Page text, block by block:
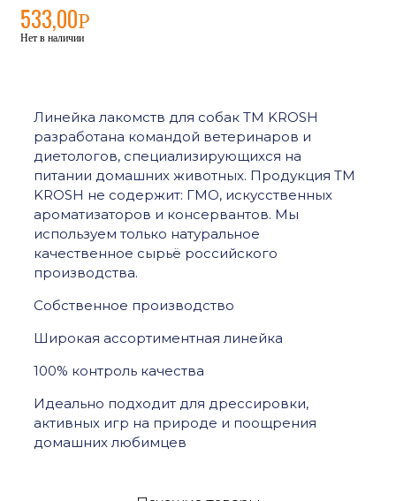
533,00Р
Нет в наличии
Линейка лакомств для собак ТМ KROSH
разработана командой ветеринаров и
диетологов, специализирующихся на
питании домашних животных. Продукция ТМ
KROSH не содержит: ГМО, искусственных
ароматизаторов и консервантов. Мы
используем только натуральное
качественное сырьё российского
производства.
Собственное производство
Широкая ассортиментная линейка
100% контроль качества
Идеально подходит для дрессировки,
активных игр на природе и поощрения
домашних любимцев